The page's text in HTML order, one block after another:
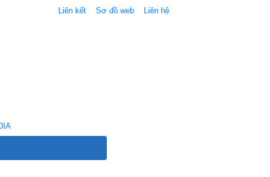
Liên kết Sơ đồ web Liên hệ